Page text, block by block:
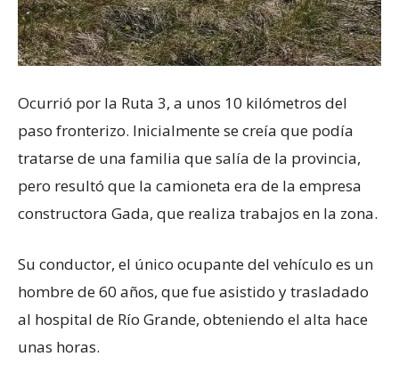
Ocurrió por la Ruta 3, a unos 10 kilómetros del
paso fronterizo. Inicialmente se creía que podía
tratarse de una familia que salía de la provincia,
pero resultó que la camioneta era de la empresa
constructora Gada, que realiza trabajos en la zona.
Su conductor, el único ocupante del vehículo es un
hombre de 60 años, que fue asistido y trasladado
al hospital de Río Grande, obteniendo el alta hace
unas horas.